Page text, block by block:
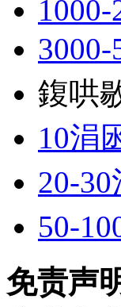
1000-
3000-
鍑哄
10涓
20-
50-
免责声